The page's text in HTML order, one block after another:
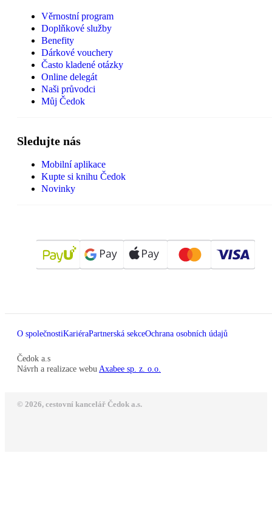
Věrnostní program
Doplňkové služby
Benefity
Dárkové vouchery
Často kladené otázky
Online delegát
Naši průvodci
Můj Čedok
Sledujte nás
Mobilní aplikace
Kupte si knihu Čedok
Novinky
O společnostiKariéraPartnerská sekceOchrana osobních údajů
Čedok a.s
Návrh a realizace webu Axabee sp. z. o.o.
© 2026, cestovní kancelář Čedok a.s.